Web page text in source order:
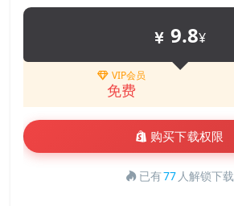
9.8¥
VIP会员
免费
购买下载权限
已有77 人解锁下载